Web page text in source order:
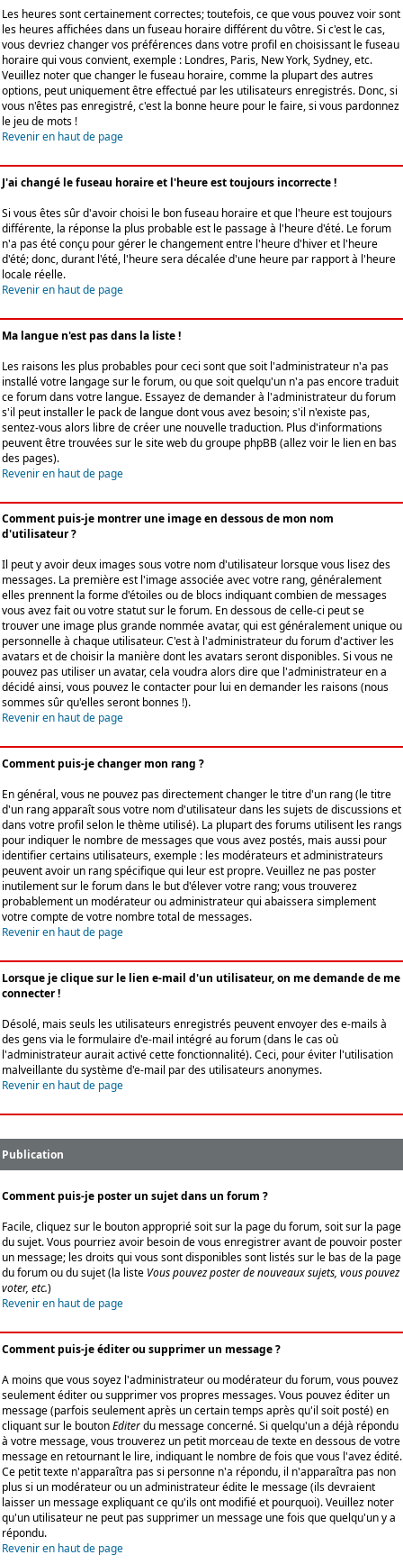
Les heures sont certainement correctes; toutefois, ce que vous pouvez voir sont
les heures affichées dans un fuseau horaire différent du vôtre. Si c'est le cas,
vous devriez changer vos préférences dans votre profil en choisissant le fuseau
horaire qui vous convient, exemple : Londres, Paris, New York, Sydney, etc.
Veuillez noter que changer le fuseau horaire, comme la plupart des autres
options, peut uniquement être effectué par les utilisateurs enregistrés. Donc, si
vous n'êtes pas enregistré, c'est la bonne heure pour le faire, si vous pardonnez
le jeu de mots !
Revenir en haut de page
J'ai changé le fuseau horaire et l'heure est toujours incorrecte !
Si vous êtes sûr d'avoir choisi le bon fuseau horaire et que l'heure est toujours
différente, la réponse la plus probable est le passage à l'heure d'été. Le forum
n'a pas été conçu pour gérer le changement entre l'heure d'hiver et l'heure
d'été; donc, durant l'été, l'heure sera décalée d'une heure par rapport à l'heure
locale réelle.
Revenir en haut de page
Ma langue n'est pas dans la liste !
Les raisons les plus probables pour ceci sont que soit l'administrateur n'a pas
installé votre langage sur le forum, ou que soit quelqu'un n'a pas encore traduit
ce forum dans votre langue. Essayez de demander à l'administrateur du forum
s'il peut installer le pack de langue dont vous avez besoin; s'il n'existe pas,
sentez-vous alors libre de créer une nouvelle traduction. Plus d'informations
peuvent être trouvées sur le site web du groupe phpBB (allez voir le lien en bas
des pages).
Revenir en haut de page
Comment puis-je montrer une image en dessous de mon nom
d'utilisateur ?
Il peut y avoir deux images sous votre nom d'utilisateur lorsque vous lisez des
messages. La première est l'image associée avec votre rang, généralement
elles prennent la forme d'étoiles ou de blocs indiquant combien de messages
vous avez fait ou votre statut sur le forum. En dessous de celle-ci peut se
trouver une image plus grande nommée avatar, qui est généralement unique ou
personnelle à chaque utilisateur. C'est à l'administrateur du forum d'activer les
avatars et de choisir la manière dont les avatars seront disponibles. Si vous ne
pouvez pas utiliser un avatar, cela voudra alors dire que l'administrateur en a
décidé ainsi, vous pouvez le contacter pour lui en demander les raisons (nous
sommes sûr qu'elles seront bonnes !).
Revenir en haut de page
Comment puis-je changer mon rang ?
En général, vous ne pouvez pas directement changer le titre d'un rang (le titre
d'un rang apparaît sous votre nom d'utilisateur dans les sujets de discussions et
dans votre profil selon le thème utilisé). La plupart des forums utilisent les rangs
pour indiquer le nombre de messages que vous avez postés, mais aussi pour
identifier certains utilisateurs, exemple : les modérateurs et administrateurs
peuvent avoir un rang spécifique qui leur est propre. Veuillez ne pas poster
inutilement sur le forum dans le but d'élever votre rang; vous trouverez
probablement un modérateur ou administrateur qui abaissera simplement
votre compte de votre nombre total de messages.
Revenir en haut de page
Lorsque je clique sur le lien e-mail d'un utilisateur, on me demande de me
connecter !
Désolé, mais seuls les utilisateurs enregistrés peuvent envoyer des e-mails à
des gens via le formulaire d'e-mail intégré au forum (dans le cas où
l'administrateur aurait activé cette fonctionnalité). Ceci, pour éviter l'utilisation
malveillante du système d'e-mail par des utilisateurs anonymes.
Revenir en haut de page
Publication
Comment puis-je poster un sujet dans un forum ?
Facile, cliquez sur le bouton approprié soit sur la page du forum, soit sur la page
du sujet. Vous pourriez avoir besoin de vous enregistrer avant de pouvoir poster
un message; les droits qui vous sont disponibles sont listés sur le bas de la page
du forum ou du sujet (la liste Vous pouvez poster de nouveaux sujets, vous pouvez
voter, etc.)
Revenir en haut de page
Comment puis-je éditer ou supprimer un message ?
A moins que vous soyez l'administrateur ou modérateur du forum, vous pouvez
seulement éditer ou supprimer vos propres messages. Vous pouvez éditer un
message (parfois seulement après un certain temps après qu'il soit posté) en
cliquant sur le boutonEditerdu message concerné. Si quelqu'un a déjà répondu
à votre message, vous trouverez un petit morceau de texte en dessous de votre
message en retournant le lire, indiquant le nombre de fois que vous l'avez édité.
Ce petit texte n'apparaîtra pas si personne n'a répondu, il n'apparaîtra pas non
plus si un modérateur ou un administrateur édite le message (ils devraient
laisser un message expliquant ce qu'ils ont modifié et pourquoi). Veuillez noter
qu'un utilisateur ne peut pas supprimer un message une fois que quelqu'un y a
répondu.
Revenir en haut de page